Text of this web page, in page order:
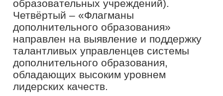
«Для нас эта встреча была очень
важна. Участники из первых уст
услышали информацию о конкурсе,
получили советы и наставления, что
очень вдохновило присутствующих. Я
уверен, команды Ленинградской
области будут представлены на
конкурсе «Флагманы образования.
Школа». Любой профессиональный
конкурс – это прежде всего выход за